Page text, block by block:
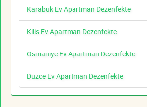
Karabük Ev Apartman Dezenfekte
Kilis Ev Apartman Dezenfekte
Osmaniye Ev Apartman Dezenfekte
Düzce Ev Apartman Dezenfekte